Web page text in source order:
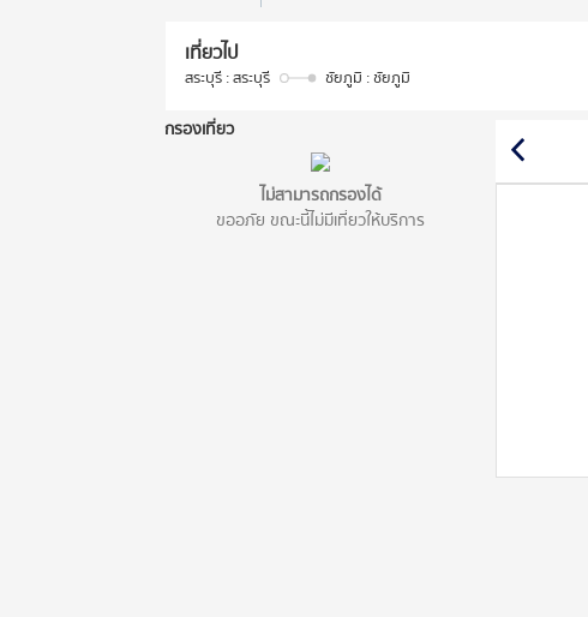
เที่ยวไป
สระบุรี : สระบุรี ชัยภูมิ : ชัยภูมิ
กรองเที่ยว
ไม่สามารถกรองได้
ขออภัย ขณะนี้ไม่มีเที่ยวให้บริการ